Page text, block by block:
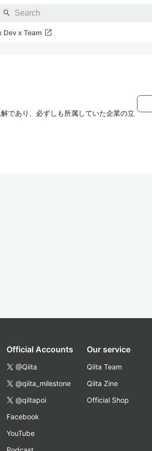
search
Dev x Team open_in_new
であり、必ずしも所属していた企業の立
Official Accounts
@Qiita
@qiita_milestone
@qiitapoi
Facebook
YouTube
Our service
Qiita Team
Qiita Zine
Official Shop